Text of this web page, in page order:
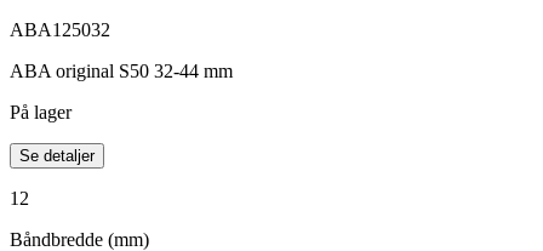
ABA125032
ABA original S50 32-44 mm
På lager
Se detaljer
12
Båndbredde (mm)